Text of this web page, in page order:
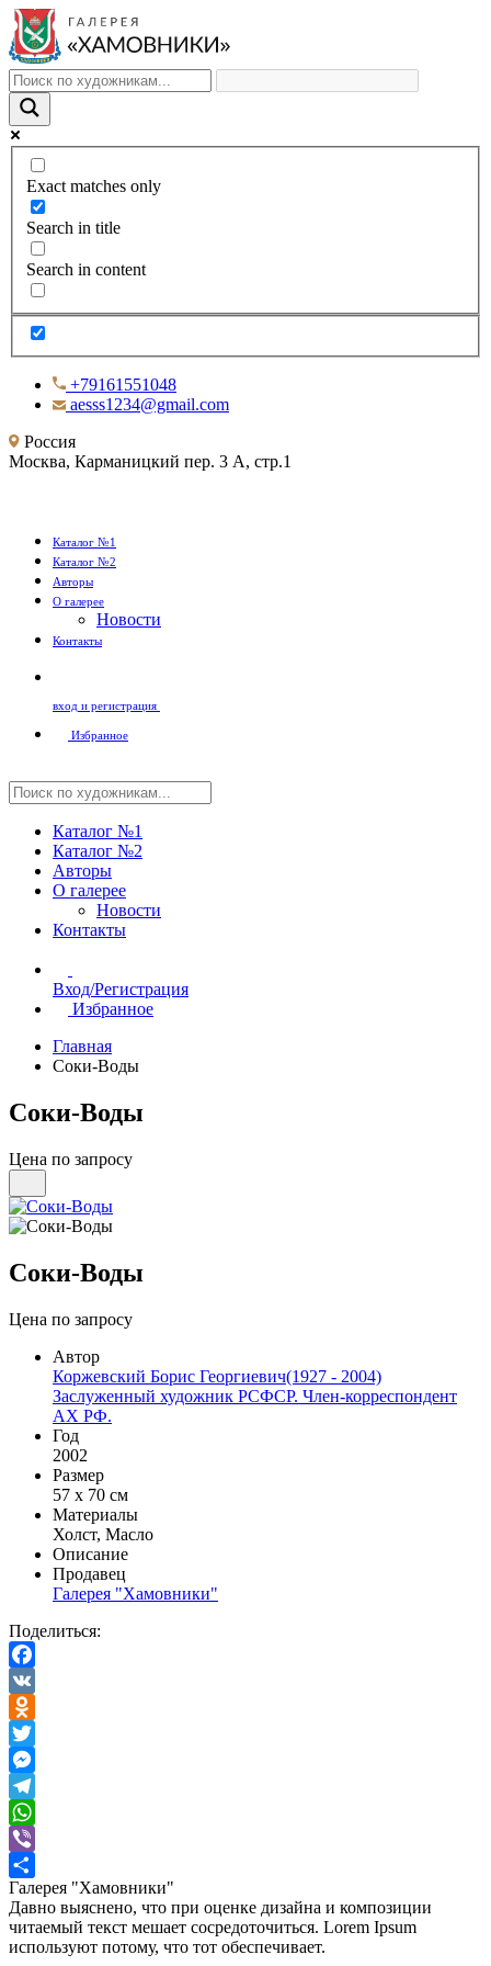
Exact matches only
Search in title
Search in content
+79161551048
aesss1234@gmail.com
Россия
Москва, Карманицкий пер. 3 А, стр.1
Каталог №1
Каталог №2
Авторы
О галерее
Новости
Контакты
вход и регистрация
Избранное
Каталог №1
Каталог №2
Авторы
О галерее
Новости
Контакты
Вход/Регистрация
Избранное
Главная
Соки-Воды
Соки-Воды
Цена по запросу
Соки-Воды
Цена по запросу
Автор
Коржевский Борис Георгиевич(1927 - 2004)
Заслуженный художник РСФСР. Член-корреспондент
АХ РФ.
Год
2002
Размер
57 х 70 см
Материалы
Холст, Масло
Описание
Продавец
Галерея "Хамовники"
Поделиться:
Facebook
VK
Odnoklassniki
Twitter
Messenger
Telegram
WhatsApp
Viber
Отправить
Галерея "Хамовники"
Давно выяснено, что при оценке дизайна и композиции
читаемый текст мешает сосредоточиться. Lorem Ipsum
используют потому, что тот обеспечивает.